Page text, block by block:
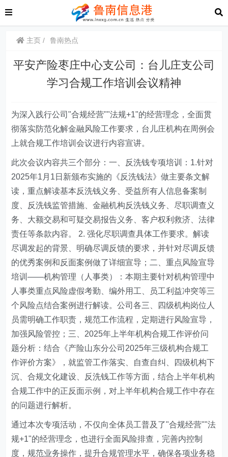
主页 鲁南热点
平安产险枣庄中心支公司：台儿庄支公司
学习合规工作培训会议精神
为深入践行公司"合规经营""法规+1"的经营理念，全面贯
彻落实防范化解金融风险工作要求，台儿庄机构在周例会
上就合规工作培训会议进行内容宣讲。
此次会议内容共三个部分：一、反洗钱专项培训：1.针对
2025年1月1日新颁布实施的《反洗钱法》做主要条文解
读，重点解读基本反洗钱义务、受益所有人信息备案制
度、反洗钱监管措施、金融机构反洗钱义务、尽职调查义
务、大额交易和可疑交易报告义务、客户权利救济、法律
责任等条款内容。 2. 强化尽职调查具体工作要求。解读
尽调发起的背景、明确尽调反馈的要求，并针对尽调反馈
的优秀案例和反面案例做了详细宣导；二、重点风险宣导
培训——机构管理（人事类）：本期主要针对机构管理中
人事类重点风险虚假考勤、编外用工、员工利益冲突等三
个风险点结合案例进行解读。公司各三、四级机构岗位人
员需明确工作职责，规范工作流程，定期进行风险宣导，
加强风险管控；三、2025年上半年机构合规工作评价问
题分析：结合《产险山东分公司2025年三级机构合规工
作评价方案》，就监管工作落实、自查自纠、四级机构下
沉、合规文化建设、反洗钱工作等方面，结合上半年机构
合规工作中的正反面示例，对上半年机构合规工作中存在
的问题进行解析。
通过本次专项活动，不仅向全体员工普及了"合规经营""法
规+1"的经营理念，也进行全面风险排查，完善内控制
度，规范业务操作，提升合规管理水平，确保各项业务稳